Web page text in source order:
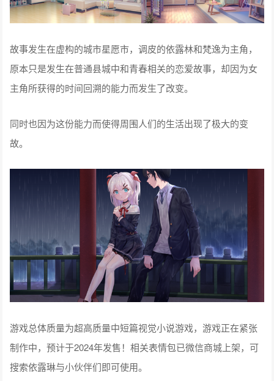
故事发生在虚构的城市星愿市，调皮的依露林和梵逸为主角，
原本只是发生在普通县城中和青春相关的恋爱故事，却因为女
主角所获得的时间回溯的能力而发生了改变。
同时也因为这份能力而使得周围人们的生活出现了极大的变
故。
游戏总体质量为超高质量中短篇视觉小说游戏，游戏正在紧张
制作中，预计于2024年发售！相关表情包已微信商城上架，可
搜索依露琳与小伙伴们即可使用。